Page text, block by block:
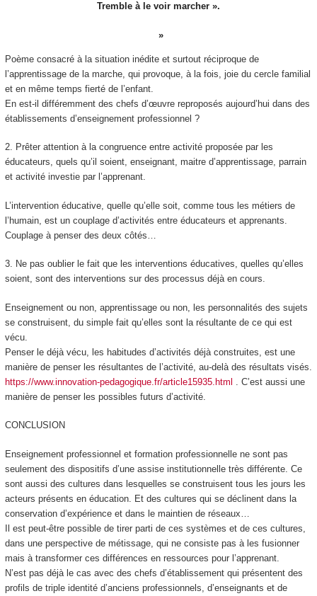
Tremble à le voir marcher ».
Poème consacré à la situation inédite et surtout réciproque de
l’apprentissage de la marche, qui provoque, à la fois, joie du cercle familial
et en même temps fierté de l’enfant.
En est-il différemment des chefs d’œuvre reproposés aujourd’hui dans des
établissements d’enseignement professionnel ?
2. Prêter attention à la congruence entre activité proposée par les
éducateurs, quels qu’il soient, enseignant, maitre d’apprentissage, parrain
et activité investie par l’apprenant.
L’intervention éducative, quelle qu’elle soit, comme tous les métiers de
l’humain, est un couplage d’activités entre éducateurs et apprenants.
Couplage à penser des deux côtés…
3. Ne pas oublier le fait que les interventions éducatives, quelles qu’elles
soient, sont des interventions sur des processus déjà en cours.
Enseignement ou non, apprentissageou non, les personnalités des sujets
se construisent, du simple fait qu’elles sont la résultante de ce qui est
vécu.
Penser le déjà vécu, les habitudes d’activités déjà construites, est une
manière de penser les résultantes de l’activité, au-delà des résultats visés.
https://www.innovation-pedagogique.fr/article15935.html . C’est aussi une
manière de penser les possibles futurs d’activité.
CONCLUSION
Enseignement professionnel et formation professionnelle ne sont pas
seulement des dispositifs d’une assise institutionnelle très différente. Ce
sont aussi des cultures dans lesquelles se construisent tous les jours les
acteurs présents en éducation. Et des cultures qui se déclinent dans la
conservation d’expérience et dans le maintien de réseaux…
Il est peut-être possible de tirer parti de ces systèmes et de ces cultures,
dans une perspective de métissage, qui ne consiste pas à les fusionner
mais à transformer ces différences en ressources pour l’apprenant.
N’est pas déjà le cas avec des chefs d’établissement qui présentent des
profils de triple identité d’anciens professionnels, d’enseignants et de